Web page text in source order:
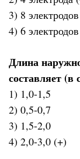
3) 8 электродов
4) 6 электродов
Длина
составляет (в
1) 1,0-1,5
2) 0,5-0,7
3) 1,5-2,0
4) 2,0-3,0 (+)